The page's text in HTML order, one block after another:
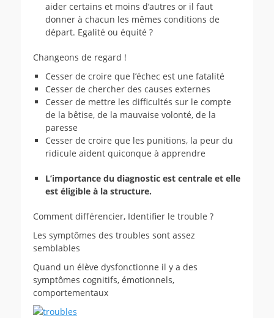
aider certains et moins d’autres or il faut
donner à chacun les mêmes conditions de
départ. Egalité ou équité ?
Changeons de regard !
Cesser de croire que l’échec est une fatalité
Cesser de chercher des causes externes
Cesser de mettre les difficultés sur le compte
de la bêtise, de la mauvaise volonté, de la
paresse
Cesser de croire que les punitions, la peur du
ridicule aident quiconque à apprendre
L’importance du diagnostic est centrale et elle
est éligible à la structure.
Comment différencier, Identifier le trouble ?
Les symptômes des troubles sont assez
semblables
Quand un élève dysfonctionne il y a des
symptômes cognitifs, émotionnels,
comportementaux